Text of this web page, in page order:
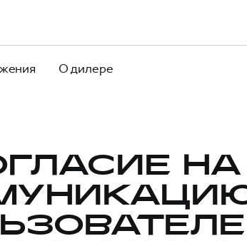
О дилере
НА